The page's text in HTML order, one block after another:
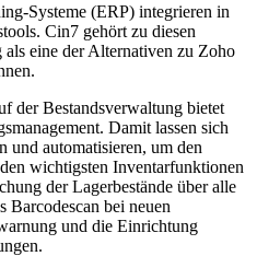
Systeme (ERP) integrieren in
Cin7 gehört zu diesen
eine der Alternativen zu Zoho
der Bestandsverwaltung bietet
Damit lassen sich
und automatisieren, um den
wichtigsten Inventarfunktionen
der Lagerbestände über alle
Barcodescan bei neuen
und die Einrichtung